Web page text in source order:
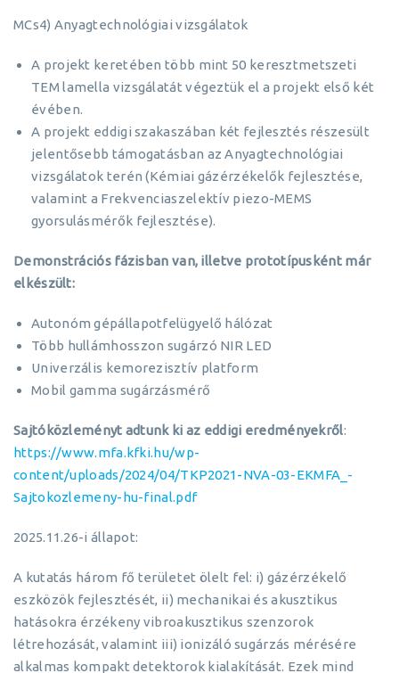
MCs4) Anyagtechnológiai vizsgálatok
A projekt keretében több mint 50 keresztmetszeti
TEM lamella vizsgálatát végeztük el a projekt első két
évében.
A projekt eddigi szakaszában két fejlesztés részesült
jelentősebb támogatásban az Anyagtechnológiai
vizsgálatok terén (Kémiai gázérzékelők fejlesztése,
valamint a Frekvenciaszelektív piezo-MEMS
gyorsulásmérők fejlesztése).
Demonstrációs fázisban van, illetve prototípusként már
elkészült:
Autonóm gépállapotfelügyelő hálózat
Több hullámhosszon sugárzó NIR LED
Univerzális kemorezisztív platform
Mobil gamma sugárzásmérő
Sajtóközleményt adtunk ki az eddigi eredményekről:
https://www.mfa.kfki.hu/wp-
content/uploads/2024/04/TKP2021-NVA-03-EKMFA_-
Sajtokozlemeny-hu-final.pdf
2025.11.26-i állapot:
A kutatás három fő területet ölelt fel: i) gázérzékelő
eszközök fejlesztését, ii) mechanikai és akusztikus
hatásokra érzékeny vibroakusztikus szenzorok
létrehozását, valamint iii) ionizáló sugárzás mérésére
alkalmas kompakt detektorok kialakítását. Ezek mind